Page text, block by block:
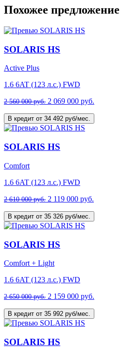
Похожее предложение
SOLARIS HS
Active Plus
1.6 6AT (123 л.с.) FWD
2 560 000 руб. 2 069 000 руб.
В кредит от 34 492 руб/мес.
SOLARIS HS
Comfort
1.6 6AT (123 л.с.) FWD
2 610 000 руб. 2 119 000 руб.
В кредит от 35 326 руб/мес.
SOLARIS HS
Comfort + Light
1.6 6AT (123 л.с.) FWD
2 650 000 руб. 2 159 000 руб.
В кредит от 35 992 руб/мес.
SOLARIS HS